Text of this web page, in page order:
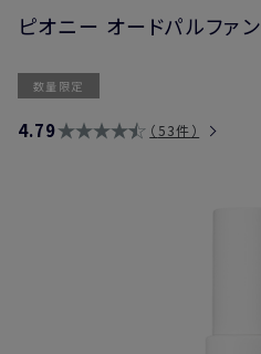
ピオニー オードパルファン
数量限定
4.79 53件